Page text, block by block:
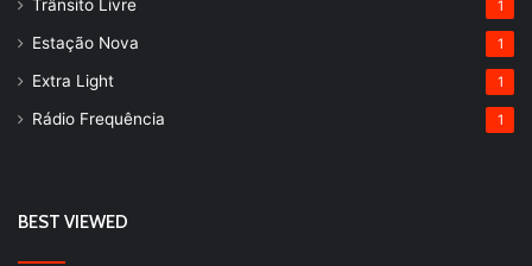
Trânsito Livre 1
Estação Nova 1
Extra Light 1
Rádio Frequência 1
BEST VIEWED